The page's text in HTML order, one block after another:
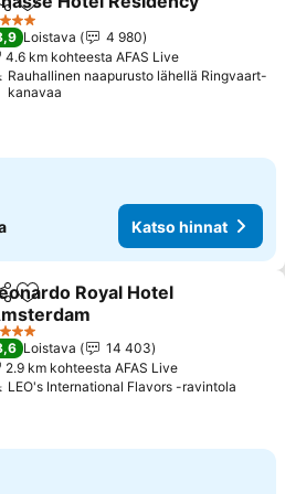
Lisää suosikkeihin
Loistava
4 980
4.6 km kohteesta AFAS Live
Rauhallinen naapurusto lähellä Ringvaart-
kanavaa
Katso hinnat
Lisää suosikkeihin
Royal Hotel
hinnat
Loistava
14 403
2.9 km kohteesta AFAS Live
LEO's International Flavors -ravintola